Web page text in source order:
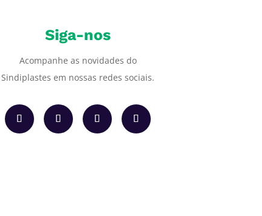
Siga-nos
Acompanhe as novidades do
Sindiplastes em nossas redes sociais.